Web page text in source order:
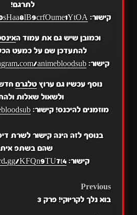
לתרגם!
קישור:
וכמובן שיש גם את עמוד ה
להתעדכן שם על כמעט
קישור:animebloodsub/
נוסף עכשיו גם ערוץטלגרם
ולשאול שאלות
מוזמנים להיכנס! קישור:
בנוסף לזה הינה קישור לשרת
שהם בשתפ
קישור:KFQn9TU7t4
POST
Previous
בוא נלך לקריוקי! פרק 3